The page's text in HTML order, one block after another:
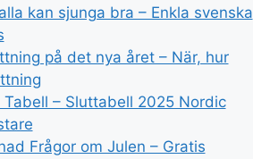
kan sjunga bra – Enkla svenska
på det nya året – När, hur
Tabell – Sluttabell 2025 Nordic
Frågor om Julen – Gratis